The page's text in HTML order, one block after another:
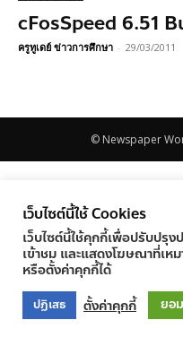
cFosSpeed 6.51
ครูทูเดย์ ข่าวการศึกษา - 29/03/2011
© Newspaper
เว็บไซต์นี้ใช้ Cookies
เว็บไซต์นี้ใช้คุกกี้เพื่อปรับปรุง
เข้าชม และแสดงโฆษณาที่เห
หรือตั้งค่าคุกกี้ได้
ปฏิเสธ ตั้งค่าคุกกี้ ยอ